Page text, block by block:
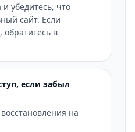
и убедитесь, что
сайт. Если
обратитесь в
если забыл
на